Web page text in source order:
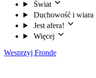
Świat
Duchowość i wiara
Jest afera!
Więcej
Wesprzyj Frondę